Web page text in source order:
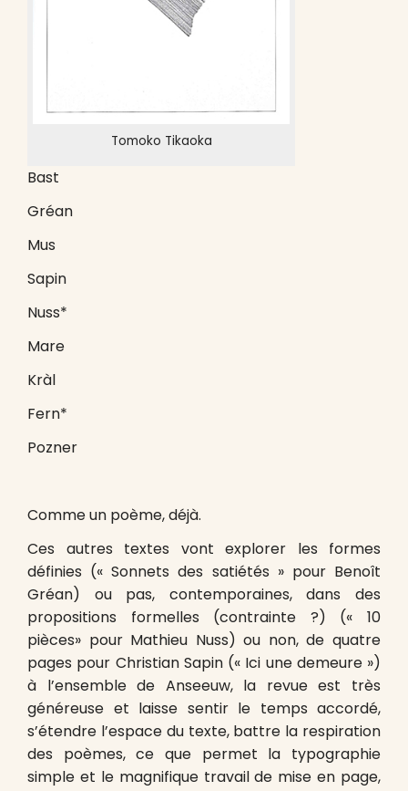
Tomoko Tikaoka
Bast
Gréan
Mus
Sapin
Nuss*
Mare
Kràl
Fern*
Pozner
Comme un poème, déjà.
Ces autres textes vont explorer les formes
définies (« Sonnets des satiétés » pour Benoît
Gréan) ou pas, contemporaines, dans des
propositions formelles (contrainte ?) (« 10
pièces» pour Mathieu Nuss) ou non, de quatre
pages pour Christian Sapin (« Ici une demeure »)
à l’ensemble de Anseeuw, la revue est très
généreuse et laisse sentir le temps accordé,
s’étendre l’espace du texte, battre la respiration
des poèmes, ce que permet la typographie
simple et le magnifique travail de mise en page,